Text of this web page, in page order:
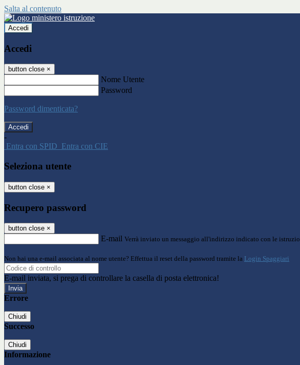
Salta al contenuto
Accedi
Accedi
button close ×
Nome Utente
Password
Password dimenticata?
-
Entra con SPID Entra con CIE
Seleziona utente
button close ×
Recupero password
button close ×
E-mail Verrà inviato un messaggio all'indirizzo indicato con le
Non hai una e-mail associata al nome utente? Effettua il reset della password tramite la Login Spaggiari
E-mail inviata, si prega di controllare la casella di posta elettronica!
Errore
Chiudi
Successo
Chiudi
Informazione